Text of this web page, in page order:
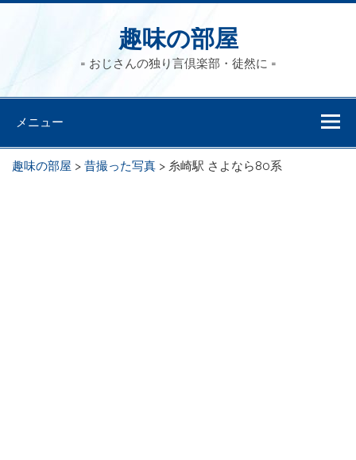
趣味の部屋
= おじさんの独り言倶楽部・徒然に =
メニュー
趣味の部屋 >昔撮った写真 > 糸崎駅 さよなら80系